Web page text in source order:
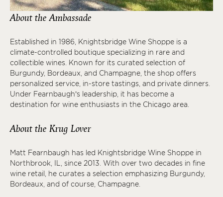
About the Ambassade
Established in 1986, Knightsbridge Wine Shoppe is a
climate-controlled boutique specializing in rare and
collectible wines. Known for its curated selection of
Burgundy, Bordeaux, and Champagne, the shop offers
personalized service, in-store tastings, and private dinners.
Under Fearnbaugh’s leadership, it has become a
destination for wine enthusiasts in the Chicago area.
About the Krug Lover
Matt Fearnbaugh has led Knightsbridge Wine Shoppe in
Northbrook, IL, since 2013. With over two decades in fine
wine retail, he curates a selection emphasizing Burgundy,
Bordeaux, and of course, Champagne.